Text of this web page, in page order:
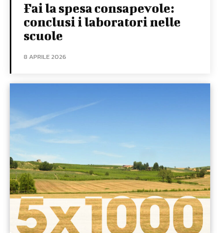
Fai la spesa consapevole:
conclusi i laboratori nelle
scuole
8 APRILE 2026